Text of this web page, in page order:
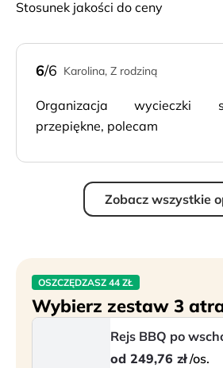
stosunek jakości do ceny
6/6 Karolina, Z rodziną
Organizacja wycieczki
przepiękne, polecam
Zobacz wszystkie
OSZCZĘDZASZ 44 ZŁ
Wybierz zestaw 3
od 249,76 zł /os.